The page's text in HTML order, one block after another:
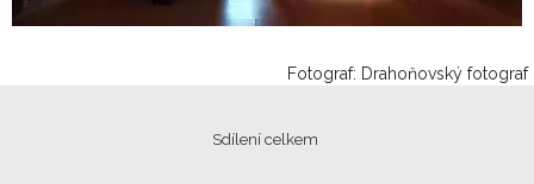
Fotograf: Drahoňovský fotograf
Sdílení celkem